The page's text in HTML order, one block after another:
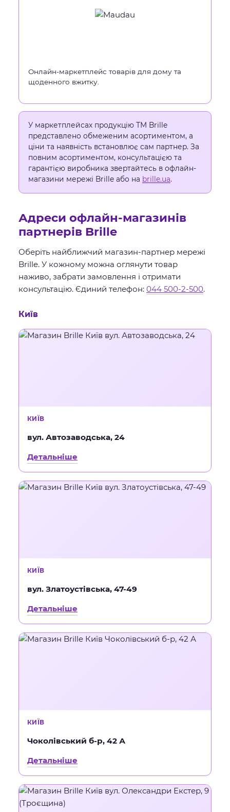
Онлайн-маркетплейс товарів для дому та
щоденного вжитку.
У маркетплейсах продукцію ТМ Brille
представлено обмеженим асортиментом, а
ціни та наявність встановлює сам партнер. За
повним асортиментом, консультацією та
гарантією виробника звертайтесь в офлайн-
магазини мережі Brille або на brille.ua.
Адреси офлайн-магазинів
партнерів Brille
Оберіть найближчий магазин-партнер мережі
Brille. У кожному можна оглянути товар
наживо, забрати замовлення і отримати
консультацію. Єдиний телефон: 044 500-2-500.
Київ
КИЇВ
вул. Автозаводська, 24
Детальніше
КИЇВ
вул. Златоустівська, 47-49
Детальніше
КИЇВ
Чоколівський б-р, 42 А
Детальніше